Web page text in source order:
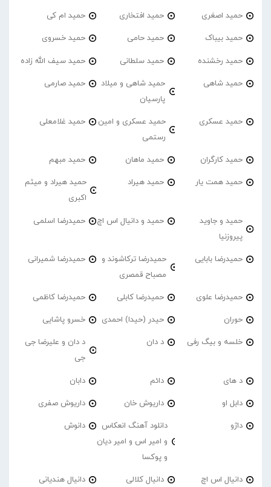
حمید اصغری حمید افتخاری حمید ام کی
حمید بیباک حمید حامی حمید خسروی
حمید رخشنده حمید سلطانی حمید سیف الله زاده
حمید شاهی
حمید شاهی و میلاد
پارسیان
حمید صارمی
حمید عسکری
حمید عسکری و امین
رستمی
حمید غلامعلی
حمید کارگران حمید ماهان حمید مبهم
حمید همت یار حمید هیراد
حمید هیراد و میثم
اکبری
حمید و جاوید
پیروزنیا
حمید و دانیال اس اچ حمیدرضا اسلمی
حمیدرضا بابایی
حمیدرضا ترکاشوند و
مصباح قمصری
حمیدرضا شمیرانی
حمیدرضا علوی حمیدرضا کابلی حمیدرضا کاظمی
حوران حیدر (حیدا) احمدی خسرو پاشایی
خلسه و بیگ رفی د دان
د دان و علیرضا جی
جی
د های دائم دابان
دابل او داریوش خان داریوش صفری
داژو
دانلود آهنگ انعکاس
و امیر اس و امیر دیان
و پوکسا
دانوش
دانیال اس اچ دانیال کلالی دانیال هندیانی